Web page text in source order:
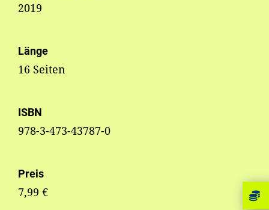
2019
Länge
16 Seiten
ISBN
978-3-473-43787-0
Preis
7,99 €